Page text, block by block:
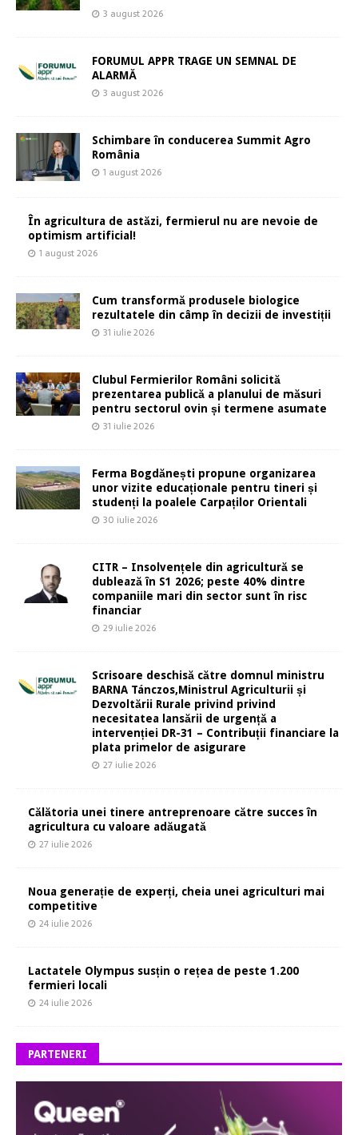
3 august 2026
FORUMUL APPR TRAGE UN SEMNAL DE
ALARMĂ
3 august 2026
Schimbare în conducerea Summit Agro
România
1 august 2026
În agricultura de astăzi, fermierul nu are nevoie de
optimism artificial!
1 august 2026
Cum transformă produsele biologice
rezultatele din câmp în decizii de investiții
31 iulie 2026
Clubul Fermierilor Români solicită
prezentarea publică a planului de măsuri
pentru sectorul ovin și termene asumate
31 iulie 2026
Ferma Bogdănești propune organizarea
unor vizite educaționale pentru tineri și
studenți la poalele Carpaților Orientali
30 iulie 2026
CITR – Insolvențele din agricultură se
dublează în S1 2026; peste 40% dintre
companiile mari din sector sunt în risc
financiar
29 iulie 2026
Scrisoare deschisă către domnul ministru
BARNA Tánczos,Ministrul Agriculturii și
Dezvoltării Rurale privind privind
necesitatea lansării de urgență a
intervenției DR-31 – Contribuții financiare la
plata primelor de asigurare
27 iulie 2026
Călătoria unei tinere antreprenoare către succes în
agricultura cu valoare adăugată
27 iulie 2026
Noua generație de experți, cheia unei agriculturi mai
competitive
24 iulie 2026
Lactatele Olympus susțin o rețea de peste 1.200
fermieri locali
24 iulie 2026
PARTENERI